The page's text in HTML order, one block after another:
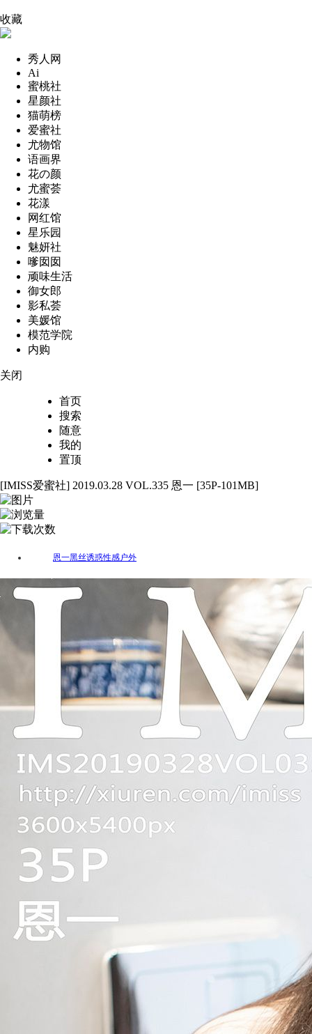
收藏
秀人网
Ai
蜜桃社
星颜社
猫萌榜
爱蜜社
尤物馆
语画界
花の颜
尤蜜荟
花漾
网红馆
星乐园
魅妍社
嗲囡囡
顽味生活
御女郎
影私荟
美媛馆
模范学院
内购
关闭
首页
搜索
随意
我的
置顶
[IMISS爱蜜社] 2019.03.28 VOL.335 恩一 [35P-101MB]
恩一黑丝诱惑性感户外